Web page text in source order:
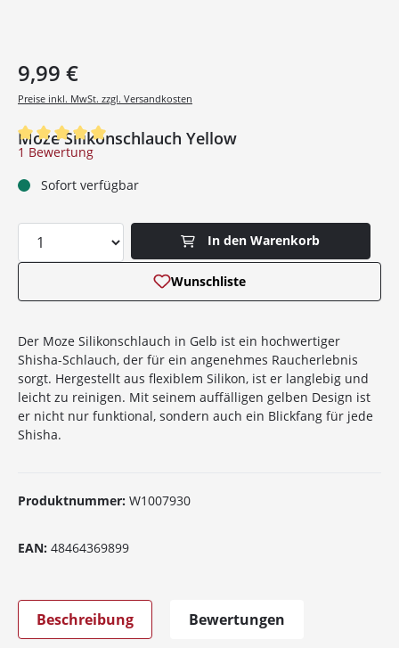
Moze Silikonschlauch Yellow
9,99 €
Preise inkl. MwSt. zzgl. Versandkosten
Durchschnittliche Bewertung von 5 von 5 Sternen
1 Bewertung
Sofort verfügbar
Produkt Anzahl: Gib den gewünschten
In den Warenkorb
Wunschliste
Der Moze Silikonschlauch in Gelb ist ein hochwertiger
Shisha-Schlauch, der für ein angenehmes Raucherlebnis
sorgt. Hergestellt aus flexiblem Silikon, ist er langlebig und
leicht zu reinigen. Mit seinem auffälligen gelben Design ist
er nicht nur funktional, sondern auch ein Blickfang für jede
Shisha.
Produktnummer: W1007930
EAN: 48464369899
Beschreibung Bewertungen